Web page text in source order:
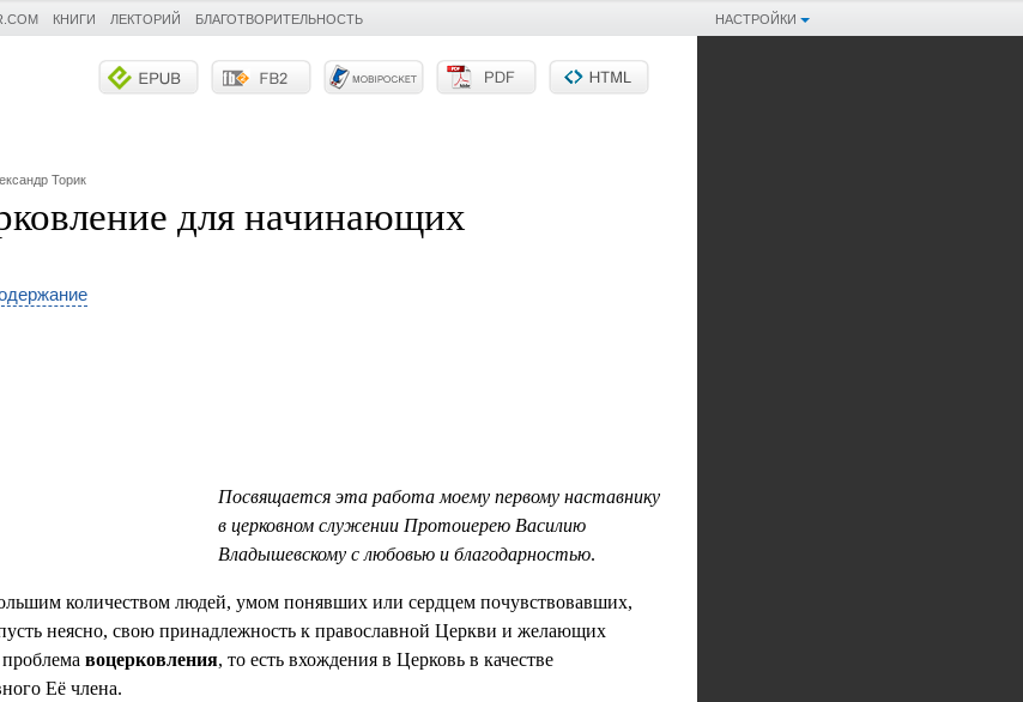
НАСТРОЙКИ
КНИГИ ЛЕКТОРИЙ БЛАГОТВОРИТЕЛЬНОСТЬ
Торик
для начинающих
Посвящается эта работа моему первому наставнику
в церковном служении Протоиерею Василию
Владышевскому с любовью и благодарностью.
количеством людей, умом понявших или сердцем почувствовавших,
неясно, свою принадлежность к православной Церкви и желающих
воцерковления, то есть вхождения в Церковь в качестве
Её члена.